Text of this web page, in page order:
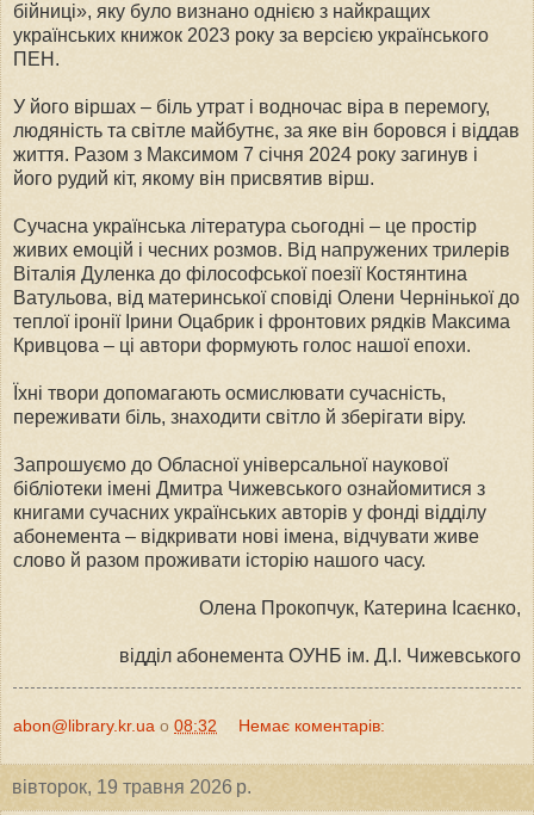
бійниці», яку було визнано однією з найкращих
українських книжок 2023 року за версією українського
ПЕН.
У його віршах – біль утрат і водночас віра в перемогу,
людяність та світле майбутнє, за яке він боровся і віддав
життя. Разом з Максимом 7 січня 2024 року загинув і
його рудий кіт, якому він присвятив вірш.
Сучасна українська література сьогодні – це простір
живих емоцій і чесних розмов. Від напружених трилерів
Віталія Дуленка до філософської поезії Костянтина
Ватульова, від материнської сповіді Олени Чернінької до
теплої іронії Ірини Оцабрик і фронтових рядків Максима
Кривцова – ці автори формують голос нашої епохи.
Їхні твори допомагають осмислювати сучасність,
переживати біль, знаходити світло й зберігати віру.
Запрошуємо до Обласної універсальної наукової
бібліотеки імені Дмитра Чижевського ознайомитися з
книгами сучасних українських авторів у фонді відділу
абонемента – відкривати нові імена, відчувати живе
слово й разом проживати історію нашого часу.
Олена Прокопчук, Катерина Ісаєнко,
відділ абонемента ОУНБ ім. Д.І. Чижевського
abon@library.kr.ua о 08:32 Немає коментарів:
вівторок, 19 травня 2026 р.